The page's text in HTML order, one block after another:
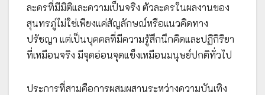
ละครที่มีมิติและความเป็นจริง ตัวละครในผลงานของ
สุนทรภู่ไม่ใช่เพียงแค่สัญลักษณ์หรือแนวคิดทาง
ปรัชญา แต่เป็นบุคคลที่มีความรู้สึกนึกคิดและปฏิกิริยา
ที่เหมือนจริง มีจุดอ่อนจุดแข็งเหมือนมนุษย์ปกติทั่วไป
ประการที่สามคือการผสมผสานระหว่างความบันเทิง